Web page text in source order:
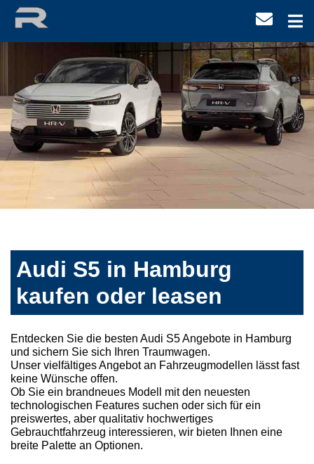
Audi S5 in Hamburg
kaufen oder leasen
Entdecken Sie die besten Audi S5 Angebote in Hamburg
und sichern Sie sich Ihren Traumwagen.
Unser vielfältiges Angebot an Fahrzeugmodellen lässt fast
keine Wünsche offen.
Ob Sie ein brandneues Modell mit den neuesten
technologischen Features suchen oder sich für ein
preiswertes, aber qualitativ hochwertiges
Gebrauchtfahrzeug interessieren, wir bieten Ihnen eine
breite Palette an Optionen.